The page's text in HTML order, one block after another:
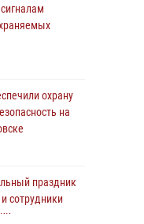
охрану
на
праздник
сотрудники